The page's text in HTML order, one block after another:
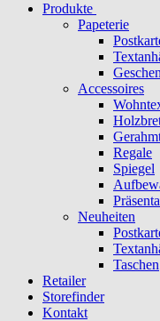
Produkte
Papeterie
Accessoires
Regale
Spiegel
Neuheiten
Taschen
Retailer
Storefinder
Kontakt